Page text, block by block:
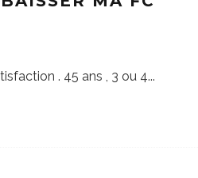
. 45 ans , 3 ou 4...